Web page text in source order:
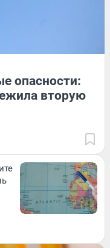
опасности:
вторую